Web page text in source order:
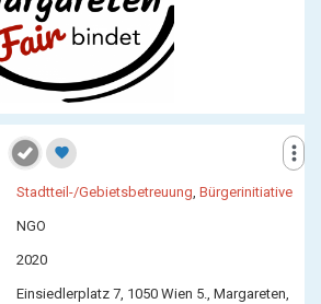
more_vert
favorite
Stadtteil-/Gebietsbetreuung Bürgerinitiative
NGO
2020
Einsiedlerplatz 7, 1050 Wien 5., Margareten,